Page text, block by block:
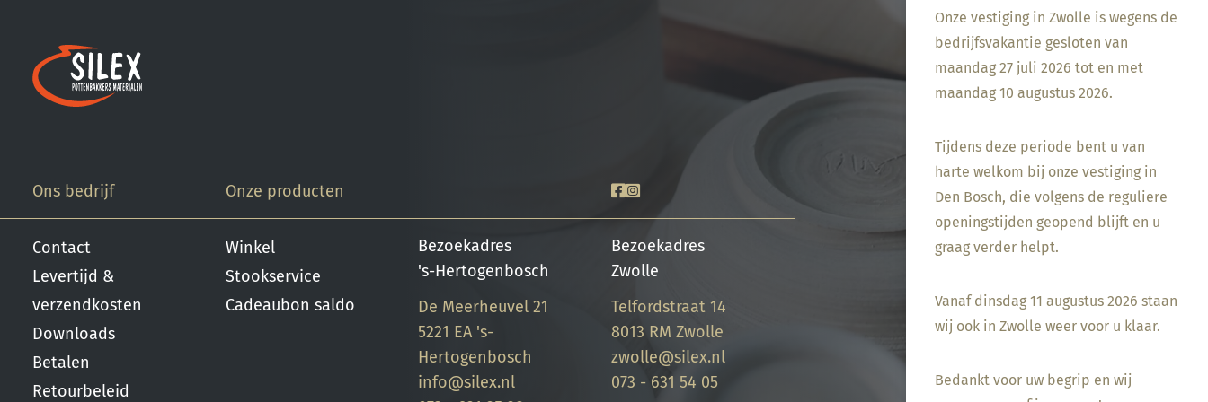
Onze vestiging in Zwolle is wegens de
bedrijfsvakantie gesloten van
maandag 27 juli 2026 tot en met
maandag 10 augustus 2026.
Tijdens deze periode bent u van
harte welkom bij onze vestiging in
Den Bosch, die volgens de reguliere
openingstijden geopend blijft en u
graag verder helpt.
Vanaf dinsdag 11 augustus 2026 staan
wij ook in Zwolle weer voor u klaar.
Bedankt voor uw begrip en wij
dompel transparante
glazuur op de scherf. 4.
Stook het werk op
triangels op 1000 °C. 5.
Maak schoon met water.
Ons bedrijf
Contact
Levertijd &
verzendkosten
Downloads
Betalen
Retourbeleid
Onze producten
Winkel
Stookservice
Cadeaubon saldo
Bezoekadres
's-Hertogenbosch
De Meerheuvel 21
5221 EA 's-
Hertogenbosch
info@silex.nl
Bezoekadres
Zwolle
Telfordstraat 14
8013 RM Zwolle
zwolle@silex.nl
073 - 631 54 05